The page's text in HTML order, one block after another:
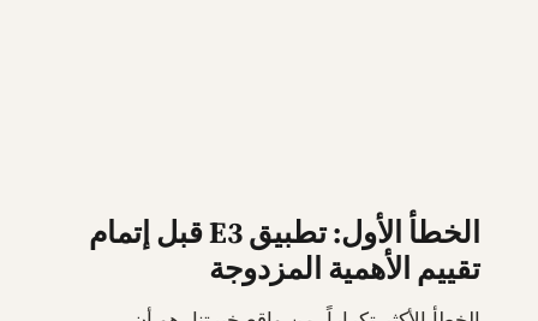
الخطأ الأول: تطبيق E3 قبل إتمام
تقييم الأهمية المزدوجة